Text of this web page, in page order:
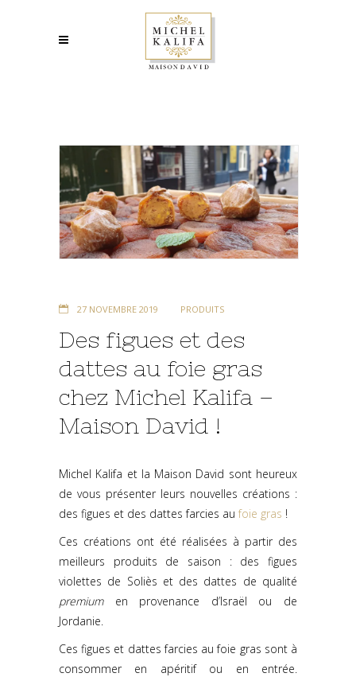
27 NOVEMBRE 2019 PRODUITS
Des figues et des
dattes au foie gras
chez Michel Kalifa –
Maison David !
Michel Kalifa et la Maison David sont heureux
de vous présenter leurs nouvelles créations :
des figues et des dattes farcies au foie gras !
Ces créations ont été réalisées à partir des
meilleurs produits de saison : des figues
violettes de Soliès et des dattes de qualité
premiumen provenance d’Israël ou de
Jordanie.
Ces figues et dattes farcies au foie gras sont à
consommer en apéritif ou en entrée.